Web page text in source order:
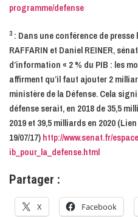
programme/defense
3 : Dans une conférence de
RAFFARIN et Daniel REINER,
d’information « 2 % du PIB : les
affirment qu’il faut ajouter 2
ministère de la Défense. Cela
défense serait, en 2018 de 35,5
2019 et 39,5 milliards en 2020
19/07/17)http://www.senat.fr/
ib_pour_la_defense.html
Partager :
X Facebook